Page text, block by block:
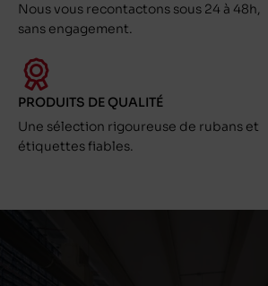
Nous vous recontactons sous 24 à 48h,
sans engagement.
PRODUITS DE QUALITÉ
Une sélection rigoureuse de rubans et
étiquettes fiables.